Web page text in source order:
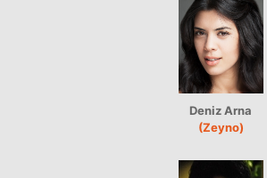
Deniz Arna
(Zeyno)